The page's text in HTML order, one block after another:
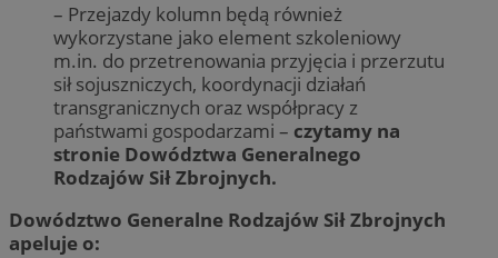
– Przejazdy kolumn będą również
wykorzystane jako element szkoleniowy
m.in. do przetrenowania przyjęcia i przerzutu
sił sojuszniczych, koordynacji działań
transgranicznych oraz współpracy z
państwami gospodarzami – czytamy na
stronie Dowództwa Generalnego
Rodzajów Sił Zbrojnych.
Dowództwo Generalne Rodzajów Sił Zbrojnych
apeluje o: